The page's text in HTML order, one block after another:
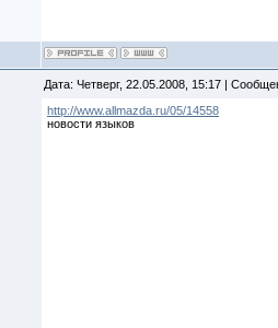
Дата: Четверг, 22.05.2008, 15:17 |
http://www.allmazda.ru/05/14558
новости языков